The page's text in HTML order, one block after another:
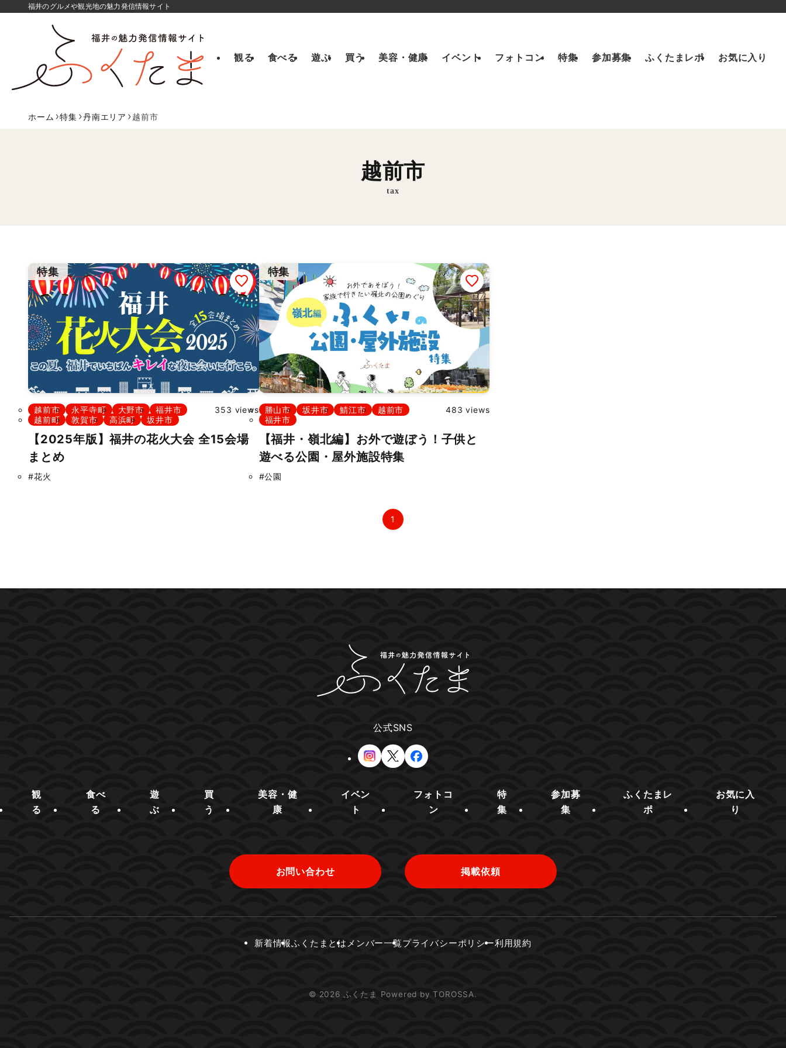
福井のグルメや観光地の魅力発信情報サイト
観る 食べる 遊ぶ 買う 美容・健康 イベント フォトコン 特集 参加募集 ふくたまレポ お気に入り
ホーム 特集 丹南エリア 越前市
越前市
tax
越前市 永平寺町 大野市
福井市
越前町
敦賀市 高浜町 坂井市
353 views
【2025年版】福井の花火大会 全15会場
まとめ
#花火
特集
勝山市 坂井市 鯖江市
越前市
福井市
483 views
【福井・嶺北編】お外で遊ぼう！子供と
遊べる公園・屋外施設特集
#公園
特集
1
公式SNS
観
る
食べ
る
遊
ぶ
買
う
美容・健
康
イベン
ト
フォトコ
ン
特
集
参加募
集
ふくたまレ
ポ
お気に入
り
お問い合わせ 掲載依頼
新着情報ふくたまとは メンバー一覧プライバシーポリシー利用規約
© 2026 ふくたま Powered by TOROSSA.